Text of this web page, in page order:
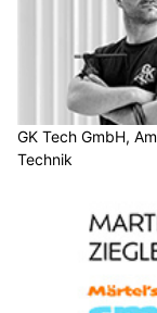
GK Tech GmbH,
Technik